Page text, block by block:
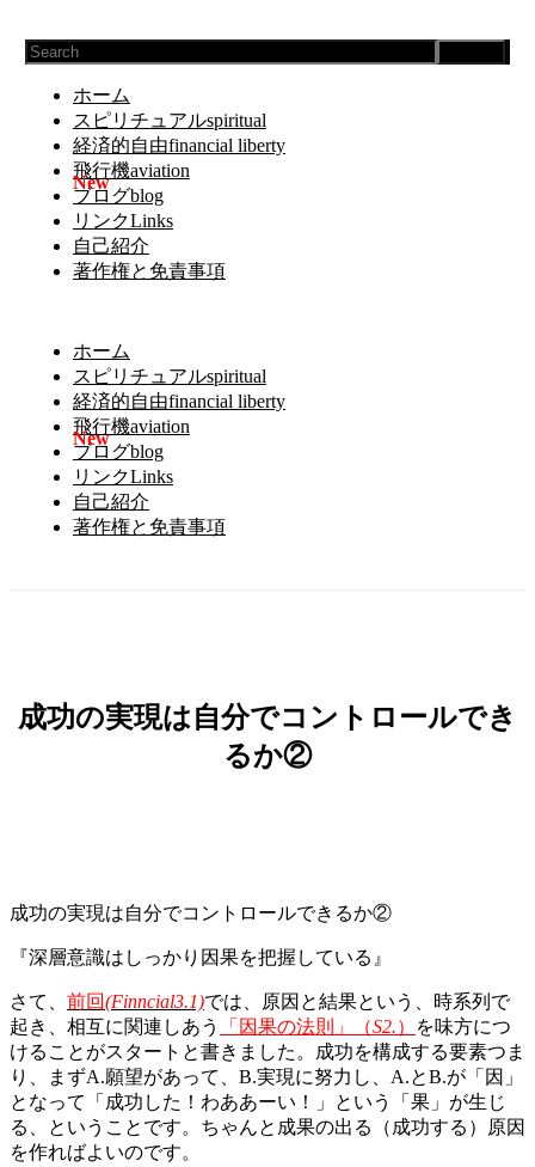
ホーム
スピリチュアルspiritual
経済的自由financial liberty
飛行機aviation
ブログblog
リンクLinks
自己紹介
著作権と免責事項
ホーム
スピリチュアルspiritual
経済的自由financial liberty
飛行機aviation
ブログblog
リンクLinks
自己紹介
著作権と免責事項
成功の実現は自分でコントロールでき
るか②
成功の実現は自分でコントロールできるか②
『深層意識はしっかり因果を把握している』
さて、 前回(Finncial3.1)では、原因と結果という、時系列で
起き、相互に関連しあう
「因果の法則」（S2.）
を味方につ
けることがスタートと書きました。成功を構成する要素つま
り、まずA.願望があって、B.実現に努力し、A.とB.が「因」
となって「成功した！わああーい！」という「果」が生じ
る、ということです。ちゃんと成果の出る（成功する）原因
を作ればよいのです。